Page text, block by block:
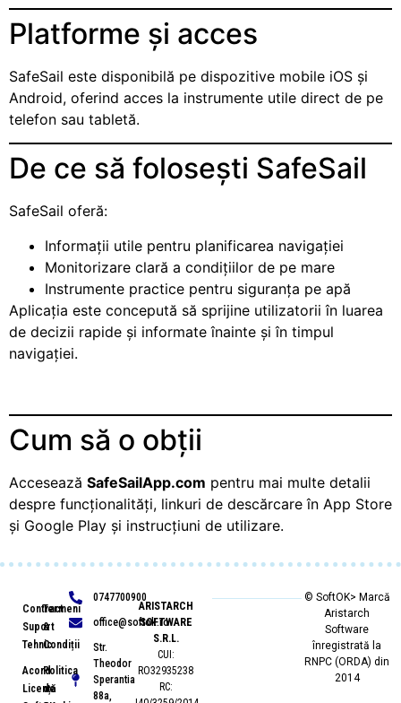
Platforme și acces
SafeSail este disponibilă pe dispozitive mobile iOS și
Android, oferind acces la instrumente utile direct de pe
telefon sau tabletă.
De ce să folosești SafeSail
SafeSail oferă:
Informații utile pentru planificarea navigației
Monitorizare clară a condițiilor de pe mare
Instrumente practice pentru siguranța pe apă
Aplicația este concepută să sprijine utilizatorii în luarea
de decizii rapide și informate înainte și în timpul
navigației.
Cum să o obții
Accesează SafeSailApp.com pentru mai multe detalii
despre funcționalități, linkuri de descărcare în App Store
și Google Play și instrucțiuni de utilizare.
ARISTARCH
SOFTWARE
S.R.L.
CUI:
RO32935238
RC:
Contract
Suport
Tehnic
Acord
Licență
Termeni
&
Condiții
Politica
de
0747700900
office@softok.ro
Str.
Theodor
Sperantia
88a,
© SoftOK> Marcă
Aristarch
Software
înregistrată la
RNPC (ORDA) din
2014